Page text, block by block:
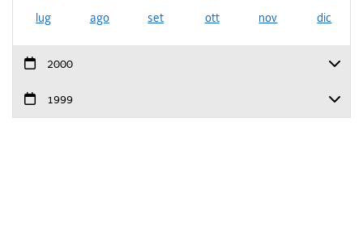
lug
ago set ott nov dic
2000
1999